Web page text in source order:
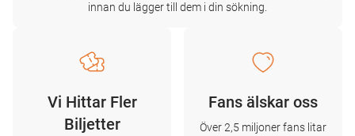
innan du lägger till dem i din sökning.
Vi Hittar Fler
Biljetter
Fans älskar oss
Över 2,5 miljoner fans litar